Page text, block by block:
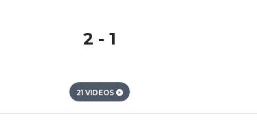
2 - 1
21 VIDEOS